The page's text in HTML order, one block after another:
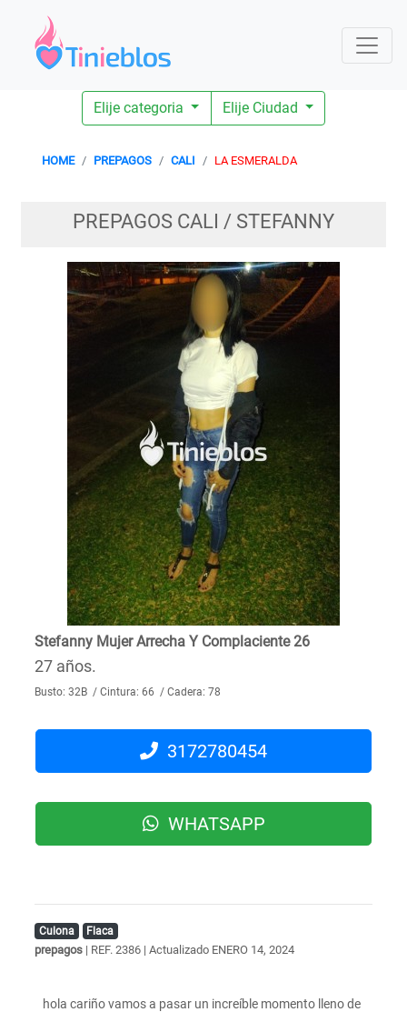
Elije categoria Elije Ciudad
HOME PREPAGOS CALI LA ESMERALDA
PREPAGOS CALI / STEFANNY
Stefanny Mujer Arrecha Y Complaciente 26
27 años.
Busto: 32B / Cintura: 66 / Cadera: 78
3172780454
WHATSAPP
Culona Flaca
prepagos | REF. 2386 | Actualizado ENERO 14, 2024
hola cariño vamos a pasar un increíble momento lleno de